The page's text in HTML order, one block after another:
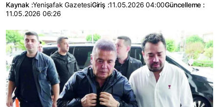
Kaynak :Yenişafak GazetesiGiriş :11.05.2026 04:00Güncelleme :
11.05.2026 06:26